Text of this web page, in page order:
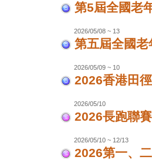
第5屆全國老
2026/05/08 ~ 13
第五屆全國
2026/05/09 ~ 10
2026香港田
2026/05/10
2026長跑聯
2026/05/10 ~ 12/13
2026第一、